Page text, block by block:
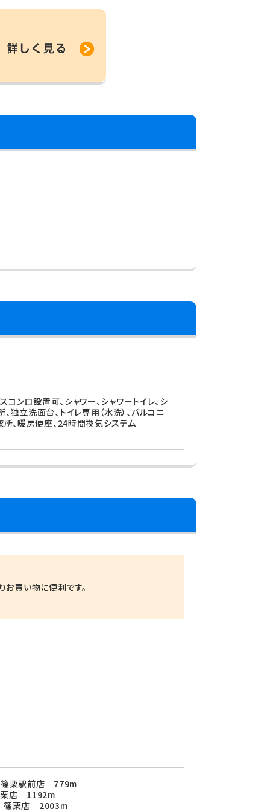
コンロ設置可、シャワー、シャワートイレ、シ
独立洗面台、トイレ専用（水洗）、バルコニ
所、暖房便座、24時間換気システム
お買い物に便利です。
篠栗駅前店 779m
栗店 1192m
篠栗店 2003m